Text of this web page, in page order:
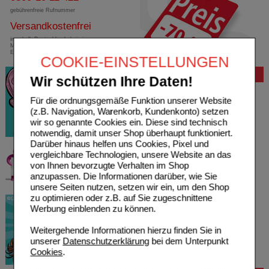
COOKIE-EINSTELLUNGEN
Wir schützen Ihre Daten!
Für die ordnungsgemäße Funktion unserer Website
(z.B. Navigation, Warenkorb, Kundenkonto) setzen
wir so genannte Cookies ein. Diese sind technisch
notwendig, damit unser Shop überhaupt funktioniert.
Darüber hinaus helfen uns Cookies, Pixel und
vergleichbare Technologien, unsere Website an das
von Ihnen bevorzugte Verhalten im Shop
anzupassen. Die Informationen darüber, wie Sie
unsere Seiten nutzen, setzen wir ein, um den Shop
zu optimieren oder z.B. auf Sie zugeschnittene
Werbung einblenden zu können.
Weitergehende Informationen hierzu finden Sie in
unserer Datenschutzerklärungbei dem Unterpunkt
Cookies.
gebührenfreie Rufnummer
Versandkostenfrei
innerhalb Deutschlands bei einem
Mindestbestellwert von 13,99 Euro oder bei
Einsendung eines Kassenrezeptes
Bewertung